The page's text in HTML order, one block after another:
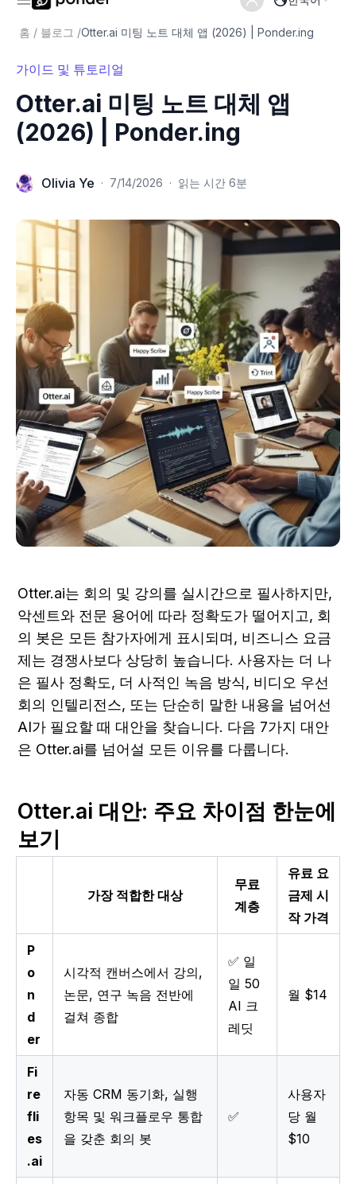
홈 / 블로그 /Otter.ai 미팅 노트 대체 앱 (2026) | Ponder.ing
가이드 및 튜토리얼
Otter.ai 미팅 노트 대체 앱
(2026) | Ponder.ing
Olivia Ye · 7/14/2026 · 읽는 시간 6분
Otter.ai는 회의 및 강의를 실시간으로 필사하지만,
악센트와 전문 용어에 따라 정확도가 떨어지고, 회
의 봇은 모든 참가자에게 표시되며, 비즈니스 요금
제는 경쟁사보다 상당히 높습니다. 사용자는 더 나
은 필사 정확도, 더 사적인 녹음 방식, 비디오 우선
회의 인텔리전스, 또는 단순히 말한 내용을 넘어선
AI가 필요할 때 대안을 찾습니다. 다음 7가지 대안
은 Otter.ai를 넘어설 모든 이유를 다룹니다.
Otter.ai 대안: 주요 차이점 한눈에
보기
가장 적합한 대상
무료
계층
유료 요
금제 시
작 가격
P
o
n
d
er
시각적 캔버스에서 강의,
논문, 연구 녹음 전반에
걸쳐 종합
✅ 일
일 50
AI 크
레딧
월 $14
Fi
re
fli
es
.ai
자동 CRM 동기화, 실행
항목 및 워크플로우 통합
을 갖춘 회의 봇
✅
사용자
당 월
$10